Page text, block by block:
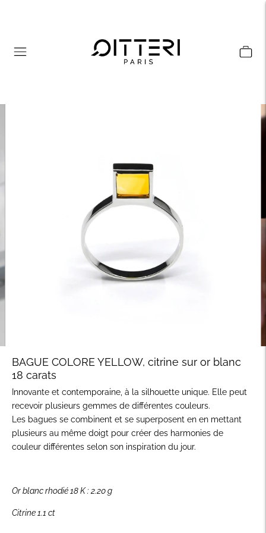
BAGUE COLORE YELLOW, citrine sur or blanc
18 carats
Innovante et contemporaine, à la silhouette unique. Elle peut
recevoir plusieurs gemmes de différentes couleurs.
Les bagues se combinent et se superposent en en mettant
plusieurs au même doigt pour créer des harmonies de
couleur différentes selon son inspiration du jour.
Or blanc rhodié 18 K : 2.20 g
Citrine 1.1 ct